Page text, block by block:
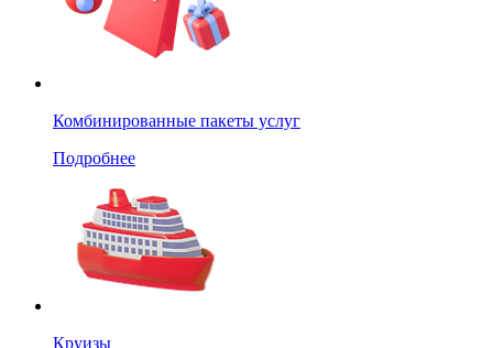
Комбинированные пакеты услуг
Подробнее
Круизы